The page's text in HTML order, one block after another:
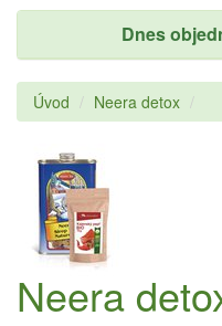
Dnes
Úvod Neera detox
Neera